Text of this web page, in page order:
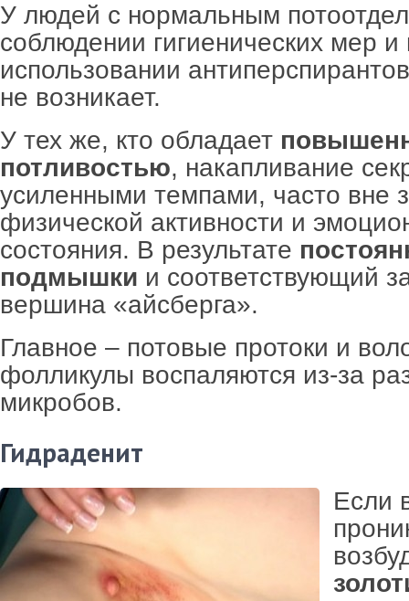
У людей с нормальным
соблюдении гигиенических мер
использовании
не возникает.
У тех же, кто обладает
потливостью, накапливание
усиленными темпами, часто вне
физической активности и
состояния. В результате
подмышки и соответствующий
вершина «айсберга».
Главное – потовые протоки и
фолликулы воспаляются из-за
микробов.
Гидраденит
Если